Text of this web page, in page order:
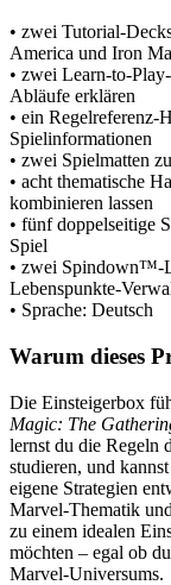
• zwei
America und Iron
• zwei
Abläufe erklären
• ein
Spielinformationen
• zwei Spielmatten
• acht thematische
kombinieren lassen
• fünf doppelseitige
Spiel
• zwei
• Sprache: Deutsch
Warum dieses
Die Einsteigerbox
Magic: The
lernst du die Regeln
studieren, und
eigene Strategien
Marvel‑Thematik
zu einem idealen
möchten – egal ob
Marvel‑Universums.